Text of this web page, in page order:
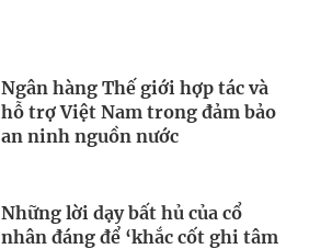
Ngân hàng Thế giới hợp tác và
hỗ trợ Việt Nam trong đảm bảo
an ninh nguồn nước
Những lời dạy bất hủ của cổ
nhân đáng để ‘khắc cốt ghi tâm